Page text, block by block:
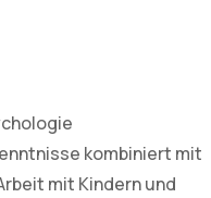
kombiniert mit
mit Kindern und